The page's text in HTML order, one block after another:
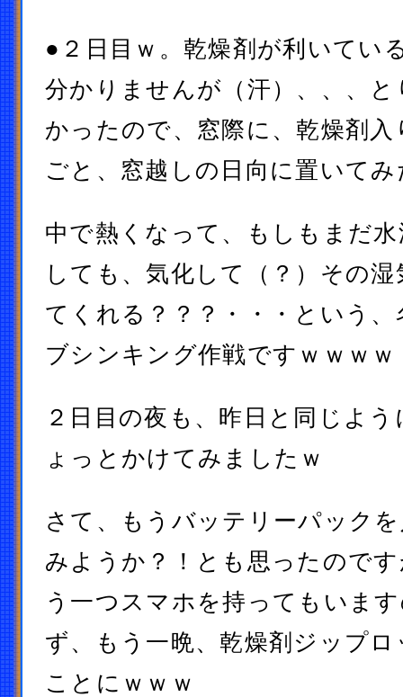
●２日目ｗ。乾燥剤が利いてい
分かりませんが（汗）、、、
かったので、窓際に、乾燥剤
ごと、窓越しの日向に置いて
中で熱くなって、もしもまだ
しても、気化して（？）その
てくれる？？？・・・という
ブシンキング作戦ですｗｗｗｗ
２日目の夜も、昨日と同じよ
ょっとかけてみましたｗ
さて、もうバッテリーパック
みようか？！とも思ったので
う一つスマホを持ってもいま
ず、もう一晩、乾燥剤ジップ
ことにｗｗｗ